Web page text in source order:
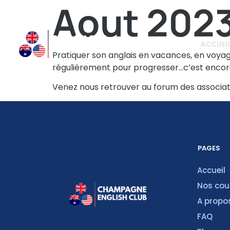
Aout
Pratiquer son anglais en vacances, en
réguliérement pour progresser…c’est
Venez nous retrouver au forum des
PAGES
Accueil
Nos
A
FAQ